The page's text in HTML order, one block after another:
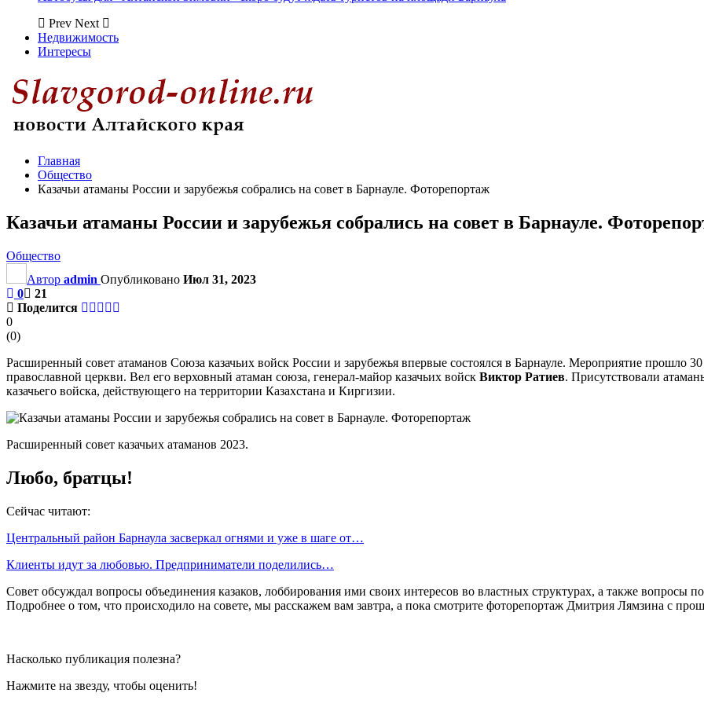
Prev Next
Недвижимость
Интересы
Главная
Общество
Казачьи атаманы России и зарубежья собрались на совет в Барнауле. Фоторепортаж
Казачьи атаманы России и зарубежья собрались на совет в Барнауле.
Общество
Автор admin Опубликовано Июл 31, 2023
0
21
Поделится
0
(0)
Расширенный совет атаманов Союза казачьих войск России и зарубежья впервые состоялся в Барнауле. Мероприятие прошло
православной церкви. Вел его верховный атаман союза, генерал-майор казачьих войск Виктор Ратиев. Присутствовали
казачьего войска, действующего на территории Казахстана и Киргизии.
Расширенный совет казачьих атаманов 2023.
Любо, братцы!
Сейчас читают:
Центральный район Барнаула засверкал огнями и уже в шаге от…
Клиенты идут за любовью. Предприниматели поделились…
Совет обсуждал вопросы объединения казаков, лоббирования ими своих интересов во властных структурах, а также вопросы
Подробнее о том, что происходило на совете, мы расскажем вам завтра, а пока смотрите фоторепортаж Дмитрия Лямзина с
Насколько публикация полезна?
Нажмите на звезду, чтобы оценить!